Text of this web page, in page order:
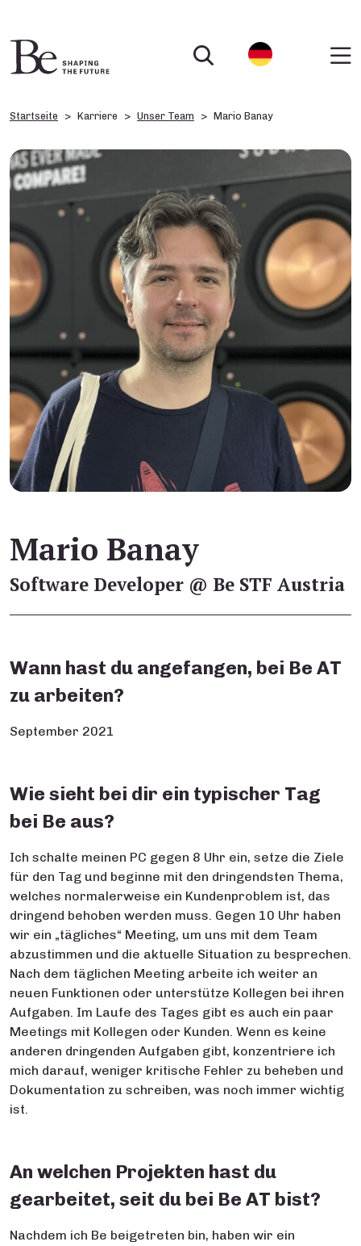
Startseite Karriere Unser Team Mario Banay
Mario Banay
Software Developer @ Be STF Austria
Wann hast du angefangen, bei Be AT
zu arbeiten?
September 2021
Wie sieht bei dir ein typischer Tag
bei Be aus?
Ich schalte meinen PC gegen 8 Uhr ein, setze die Ziele
für den Tag und beginne mit den dringendsten Thema,
welches normalerweise ein Kundenproblem ist, das
dringend behoben werden muss. Gegen 10 Uhr haben
wir ein „tägliches“ Meeting, um uns mit dem Team
abzustimmen und die aktuelle Situation zu besprechen.
Nach dem täglichen Meeting arbeite ich weiter an
neuen Funktionen oder unterstütze Kollegen bei ihren
Aufgaben. Im Laufe des Tages gibt es auch ein paar
Meetings mit Kollegen oder Kunden. Wenn es keine
anderen dringenden Aufgaben gibt, konzentriere ich
mich darauf, weniger kritische Fehler zu beheben und
Dokumentation zu schreiben, was noch immer wichtig
ist.
An welchen Projekten hast du
gearbeitet, seit du bei Be AT bist?
Nachdem ich Be beigetreten bin, haben wir ein